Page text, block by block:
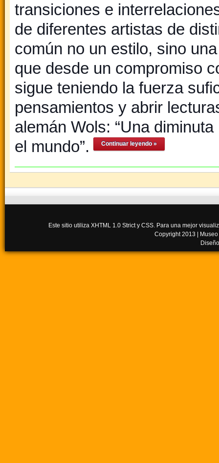
transiciones e
de diferentes artistas de
común no un estilo, sino
que desde un compromiso
sigue teniendo la fuerza
pensamientos y abrir
alemán Wols: “Una
el mundo”.
Continuar leyendo »
Este sitio utiliza XHTML 1.0 Strict y CSS. Para una mejor
Copyright 2013 |